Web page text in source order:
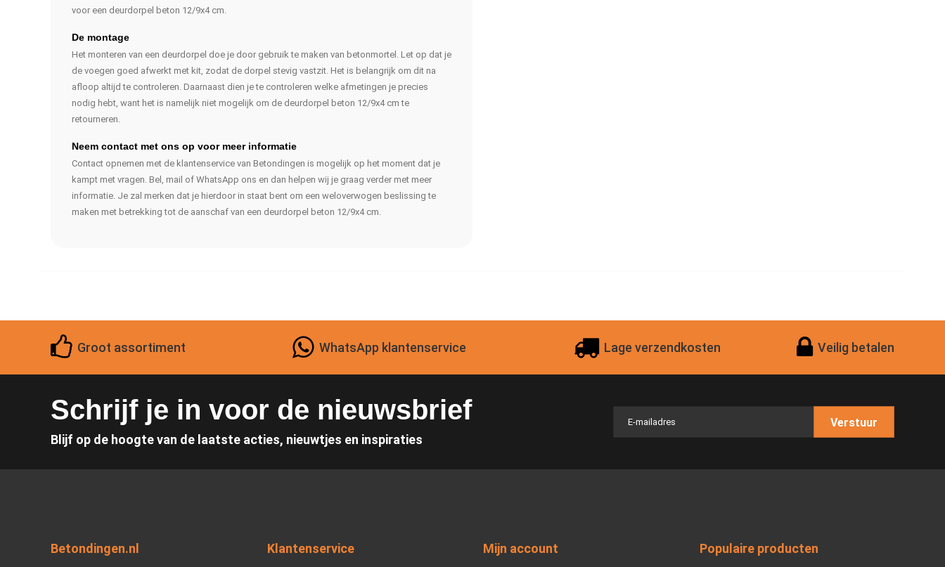
voor een deurdorpel beton 12/9x4 cm.
De montage
Het monteren van een deurdorpel doe je door gebruik te maken van betonmortel. Let op dat je
de voegen goed afwerkt met kit, zodat de dorpel stevig vastzit. Het is belangrijk om dit na
afloop altijd te controleren. Daarnaast dien je te controleren welke afmetingen je precies
nodig hebt, want het is namelijk niet mogelijk om de deurdorpel beton 12/9x4 cm te
retourneren.
Neem contact met ons op voor meer informatie
Contact opnemen met de klantenservice van Betondingen is mogelijk op het moment dat je
kampt met vragen. Bel, mail of WhatsApp ons en dan helpen wij je graag verder met meer
informatie. Je zal merken dat je hierdoor in staat bent om een weloverwogen beslissing te
maken met betrekking tot de aanschaf van een deurdorpel beton 12/9x4 cm.
Groot assortiment WhatsApp klantenservice Lage verzendkosten Veilig betalen
Schrijf je in voor de nieuwsbrief
Blijf op de hoogte van de laatste acties, nieuwtjes en inspiraties
Verstuur
Betondingen.nl Klantenservice Mijn account Populaire producten